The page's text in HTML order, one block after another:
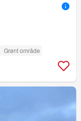
Grønt område